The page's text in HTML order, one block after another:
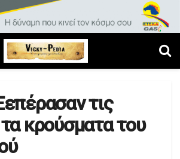
τις
κρούσματα του